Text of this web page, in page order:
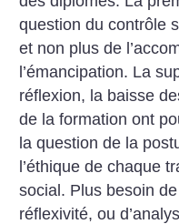
question du contrôle
et non plus de
l’émancipation. La
réflexion, la baisse
de la formation ont
la question de la
l’éthique de chaque
social. Plus besoin
réflexivité, ou